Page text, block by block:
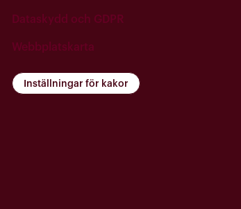
Dataskydd och GDPR
Webbplatskarta
Inställningar för kakor